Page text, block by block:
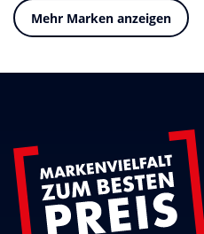
Mehr Marken anzeigen